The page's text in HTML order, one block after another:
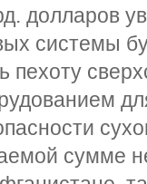
долларов
системы
пехоту
сумме